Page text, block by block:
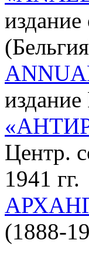
издание
Центр.
1941 гг.
(1888-